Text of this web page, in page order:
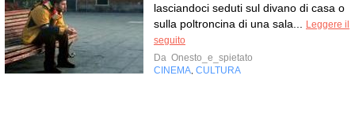
lasciandoci seduti sul divano di casa o
sulla poltroncina di una sala...
Leggere il
seguito
Da Onesto_e_spietato
CINEMA CULTURA